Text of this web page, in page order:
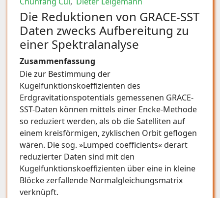
Die Reduktionen von GRACE-SST
Daten zwecks Aufbereitung zu
einer Spektralanalyse
Zusammenfassung
Die zur Bestimmung der
Kugelfunktionskoeffizienten des
Erdgravitationspotentials gemessenen GRACE-
SST-Daten können mittels einer Encke-Methode
so reduziert werden, als ob die Satelliten auf
einem kreisförmigen, zyklischen Orbit geflogen
wären. Die sog. »Lumped coefficients« derart
reduzierter Daten sind mit den
Kugelfunktionskoeffizienten über eine in kleine
Blöcke zerfallende Normalgleichungsmatrix
verknüpft.